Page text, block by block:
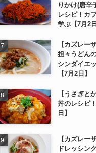
りかけ(唐辛
レシピ！カ
学ぶ【7月2日
【カズレー
担々うどん
シンダイエ
【7月2日】
【うさぎと
丼のレシピ
日】
【カズレー
ドレッシン